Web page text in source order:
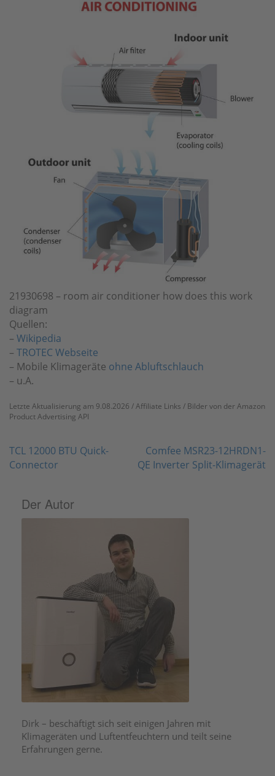
21930698 – room air conditioner how does this work
diagram
Quellen:
– Wikipedia
– TROTEC Webseite
– Mobile Klimageräte ohne Abluftschlauch
– u.A.
Letzte Aktualisierung am 9.08.2026 / Affiliate Links / Bilder von der Amazon
Product Advertising API
Beitragsnavigation
TCL 12000 BTU Quick-
Connector
Comfee MSR23-12HRDN1-
QE Inverter Split-Klimagerät
Der Autor
Dirk – beschäftigt sich seit einigen Jahren mit
Klimageräten und Luftentfeuchtern und teilt seine
Erfahrungen gerne.